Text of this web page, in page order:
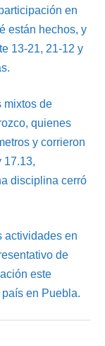
en
están hechos, y
13-21, 21-12 y
mixtos de
quienes
y corrieron
17.13,
disciplina cerró
actividades en
de
este
en Puebla.